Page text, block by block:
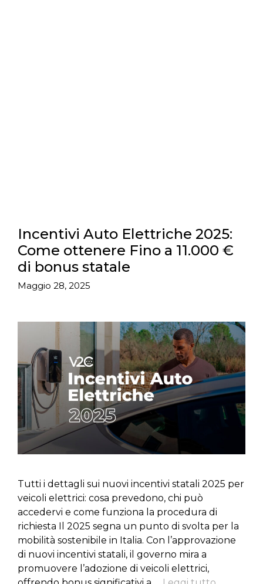
Incentivi Auto Elettriche 2025:
Come ottenere Fino a 11.000 €
di bonus statale
Maggio 28, 2025
Tutti i dettagli sui nuovi incentivi statali 2025 per
veicoli elettrici: cosa prevedono, chi può
accedervi e come funziona la procedura di
richiesta Il 2025 segna un punto di svolta per la
mobilità sostenibile in Italia. Con l’approvazione
di nuovi incentivi statali, il governo mira a
promuovere l’adozione di veicoli elettrici,